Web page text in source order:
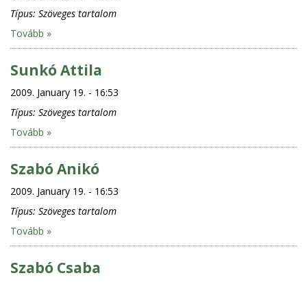
Típus: Szöveges tartalom
Tovább »
Sunkó Attila
2009. January 19. - 16:53
Típus: Szöveges tartalom
Tovább »
Szabó Anikó
2009. January 19. - 16:53
Típus: Szöveges tartalom
Tovább »
Szabó Csaba